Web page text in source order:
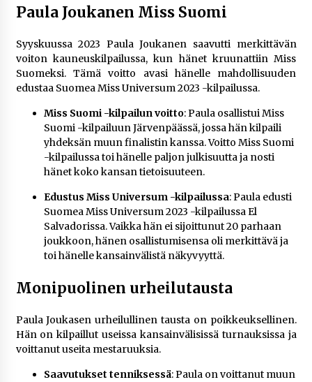
Paula Joukanen Miss Suomi
Syyskuussa 2023 Paula Joukanen saavutti merkittävän
voiton kauneuskilpailussa, kun hänet kruunattiin Miss
Suomeksi. Tämä voitto avasi hänelle mahdollisuuden
edustaa Suomea Miss Universum 2023 -kilpailussa.
Miss Suomi -kilpailun voitto: Paula osallistui Miss
Suomi -kilpailuun Järvenpäässä, jossa hän kilpaili
yhdeksän muun finalistin kanssa. Voitto Miss Suomi
-kilpailussa toi hänelle paljon julkisuutta ja nosti
hänet koko kansan tietoisuuteen.
Edustus Miss Universum -kilpailussa: Paula edusti
Suomea Miss Universum 2023 -kilpailussa El
Salvadorissa. Vaikka hän ei sijoittunut 20 parhaan
joukkoon, hänen osallistumisensa oli merkittävä ja
toi hänelle kansainvälistä näkyvyyttä.
Monipuolinen urheilutausta
Paula Joukasen urheilullinen tausta on poikkeuksellinen.
Hän on kilpaillut useissa kansainvälisissä turnauksissa ja
voittanut useita mestaruuksia.
Saavutukset tenniksessä: Paula on voittanut muun